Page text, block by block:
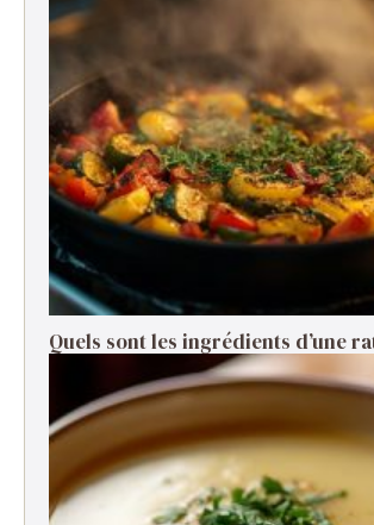
Quels sont les ingrédients d’une